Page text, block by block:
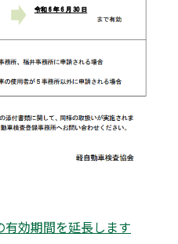
効期間を延長します